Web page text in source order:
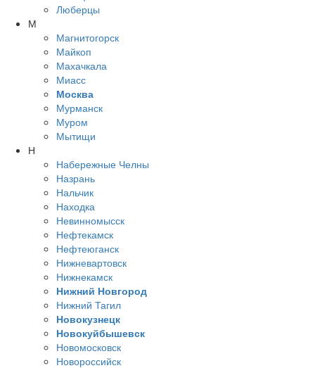
Люберцы
М
Магнитогорск
Майкоп
Махачкала
Миасс
Москва
Мурманск
Муром
Мытищи
Н
Набережные Челны
Назрань
Нальчик
Находка
Невинномысск
Нефтекамск
Нефтеюганск
Нижневартовск
Нижнекамск
Нижний Новгород
Нижний Тагил
Новокузнецк
Новокуйбышевск
Новомосковск
Новороссийск